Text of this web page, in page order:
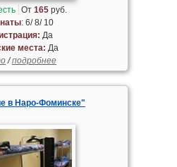
От165 руб.
: 6/ 8/ 10
Да
места: Да
/подробнее
в Наро-Фоминске"